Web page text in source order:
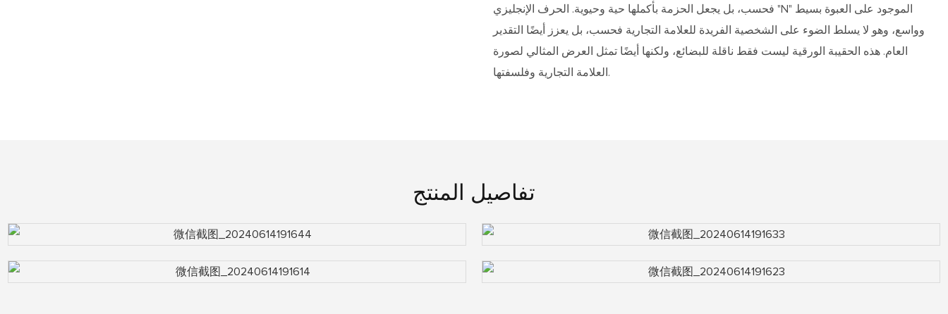
فحسب، بل يجعل الحزمة بأكملها حية وحيوية. الحرف الإنجليزي "N" الموجود على العبوة بسيط
وواسع، وهو لا يسلط الضوء على الشخصية الفريدة للعلامة التجارية فحسب، بل يعزز أيضًا التقدير
العام. هذه الحقيبة الورقية ليست فقط ناقلة للبضائع، ولكنها أيضًا تمثل العرض المثالي لصورة
العلامة التجارية وفلسفتها.
تفاصيل المنتج